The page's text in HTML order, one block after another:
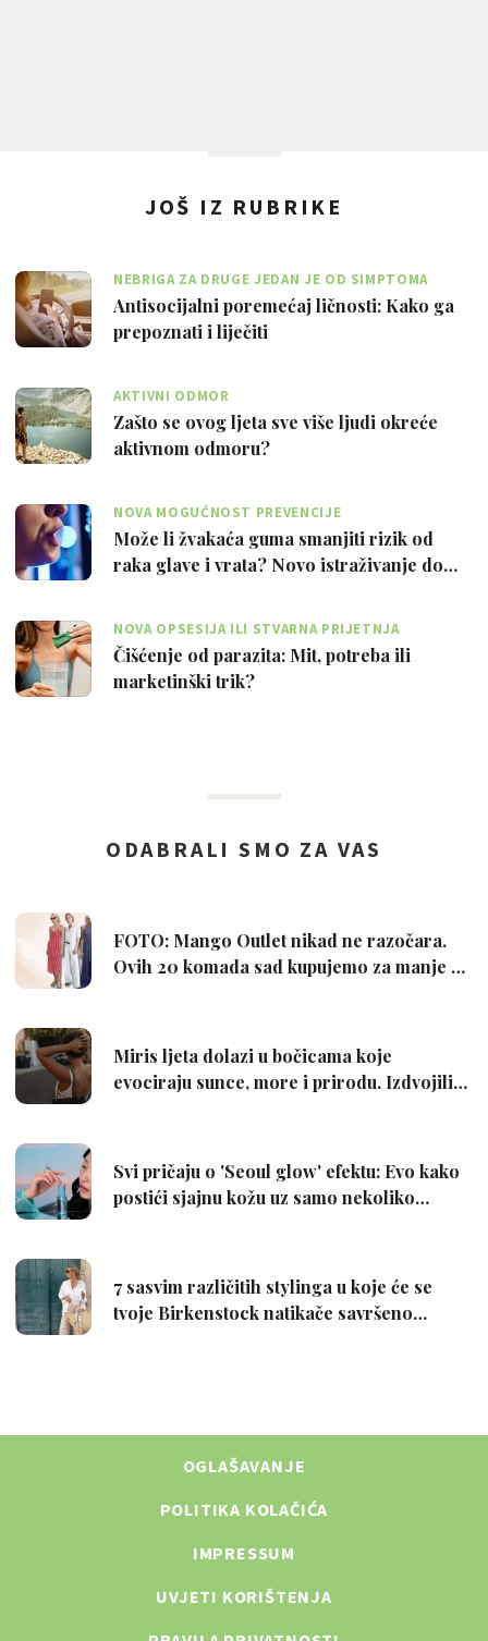
JOŠ IZ RUBRIKE
NEBRIGA ZA DRUGE JEDAN JE OD SIMPTOMA
Antisocijalni poremećaj ličnosti: Kako ga
prepoznati i liječiti
AKTIVNI ODMOR
Zašto se ovog ljeta sve više ljudi okreće
aktivnom odmoru?
NOVA MOGUĆNOST PREVENCIJE
Može li žvakaća guma smanjiti rizik od
raka glave i vrata? Novo istraživanje do…
NOVA OPSESIJA ILI STVARNA PRIJETNJA
Čišćenje od parazita: Mit, potreba ili
marketinški trik?
OGLAŠAVANJE
POLITIKA KOLAČIĆA
IMPRESSUM
UVJETI KORIŠTENJA